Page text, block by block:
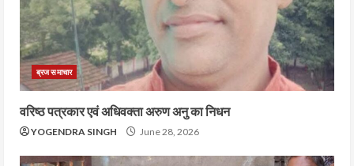
ब्रज समाचार
वरिष्ठ पत्रकार एवं अधिवक्ता अरुण अनु का निधन
YOGENDRA SINGH June 28, 2026